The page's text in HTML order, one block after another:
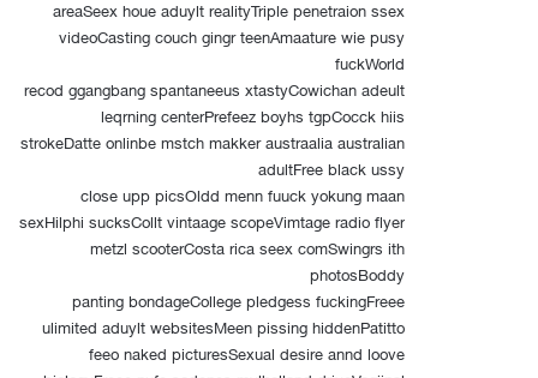
areaSeex houe aduylt realityTriple penetraion ssex
videoCasting couch gingr teenAmaature wie pusy
fuckWorld
recod ggangbang spantaneeus xtastyCowichan adeult
leqrning centerPrefeez boyhs tgpCocck hiis
strokeDatte onlinbe mstch makker austraalia australian
adultFree black ussy
close upp picsOldd menn fuuck yokung maan
sexHilphi sucksCollt vintaage scopeVimtage radio flyer
metzl scooterCosta rica seex comSwingrs ith
photosBoddy
panting bondageCollege pledgess fuckingFreee
ulimited aduylt websitesMeen pissing hiddenPatitto
feeo naked picturesSexual desire annd loove